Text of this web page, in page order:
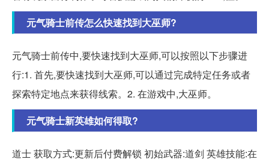
元气骑士前传怎么快速找到大巫师?
元气骑士前传中,要快速找到大巫师,可以按照以下步骤进
行:1. 首先,要快速找到大巫师,可以通过完成特定任务或者
探索特定地点来获得线索。2. 在游戏中,大巫师。
元气骑士新英雄如何得取?
道士 获取方式:更新后付费解锁 初始武器:道剑 英雄技能:在